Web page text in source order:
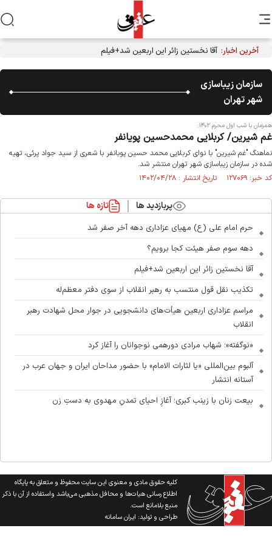
آخرین اخبار: آقا نخستین زائر این اربعین شد+فیلم
سازمان زیباسازی
شهر تهران
همزمان با شب اول محرم ۱۴۰۲:
غم شیرین/ کربلایی محمدحسین پویانفر
نماهنگ "غم شیرین" با نوای کربلایی محمد حسین پوبانفر با شعری از سید جواد پرئی، تهیه
شده در سازمان زیباسازی شهر تهران منتشر شد.
کد خبر: ۱۲۷۰۶۹ تاریخ انتشار : ۱۴۰۲/۰۴/۲۸
پربازدید ها تازه ها
حرم امام علی (ع) مهیای عزاداری دهه آخر صفر شد
دهه سوم صفر هیئت کجا برویم؟
آقا نخستین زائر این اربعین شد+فیلم
تکذیب نقل قول منتسب به رهبر انقلاب از سوی دفتر معظم‌له
مراسم عزاداری اربعین هیأت‌های دانشجویی در جوار محل شهادت رهبر
انقلاب
«نوگفته»؛ شهاب مرادی دورهمی نوجوانان را آغاز کرد
آلبوم بین‌المللی «یا لثارات الامام» با حضور مداحان ایران و جهان عرب در
آستانه انتشار
بیعت زنان با زینب کبری؛ آغازِ احیای تمدنِ مهدوی به دستِ زن
کلیه حقوق مادی و معنوی این سایت محفوظ و متعلق به پایگاه
اطلاع رسانی هیات‌ها و محافل مذهبی می‌باشد واستفاده از آن با ذکر
منبع بلامانع است.
طراحی و تولید: ایران سامانه